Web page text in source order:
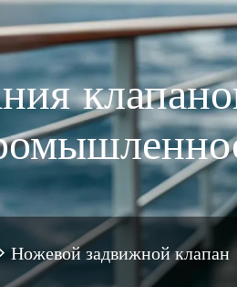
Ножевой задвижной клапан